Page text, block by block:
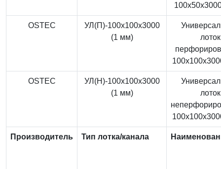
OSTEC
УЛ(П)-100x100x3000
(1 мм)
лоток
OSTEC
УЛ(Н)-100x100x3000
(1 мм)
лоток
Производитель Тип лотка/канала